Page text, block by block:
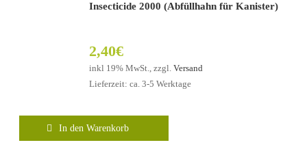
Insecticide 2000 (Abfüllhahn für Kanister)
2,40€
inkl 19% MwSt., zzgl.Versand
Lieferzeit: ca. 3-5 Werktage
In den Warenkorb